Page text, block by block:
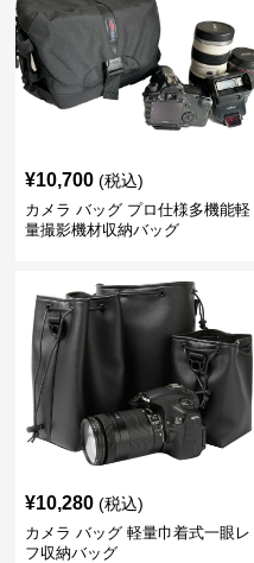
¥10,700 (税込)
カメラ バッグ プロ仕様多機能軽
量撮影機材収納バッグ
¥10,280 (税込)
カメラ バッグ 軽量巾着式一眼レ
フ収納バッグ